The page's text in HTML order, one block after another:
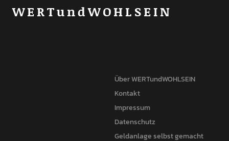
WERTundWOHLSEIN
Über WERTundWOHLSEIN
Kontakt
Impressum
Datenschutz
Geldanlage selbst gemacht